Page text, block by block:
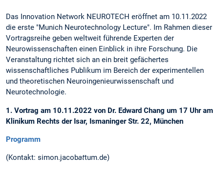
Das Innovation Network NEUROTECH eröffnet am 10.11.2022
die erste "Munich Neurotechnology Lecture". Im Rahmen dieser
Vortragsreihe geben weltweit führende Experten der
Neurowissenschaften einen Einblick in ihre Forschung. Die
Veranstaltung richtet sich an ein breit gefächertes
wissenschaftliches Publikum im Bereich der experimentellen
und theoretischen Neuroingenieurwissenschaft und
Neurotechnologie.
1. Vortrag am 10.11.2022 von Dr. Edward Chang um 17 Uhr am
Klinikum Rechts der Isar, Ismaninger Str. 22, München
Programm
(Kontakt: simon.jacobattum.de)